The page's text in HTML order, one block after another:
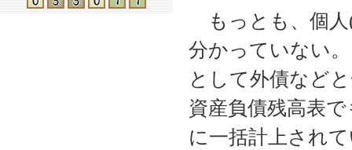
もっとも、個人
分かっていない
として外債など
資産負債残高表
に一括計上され